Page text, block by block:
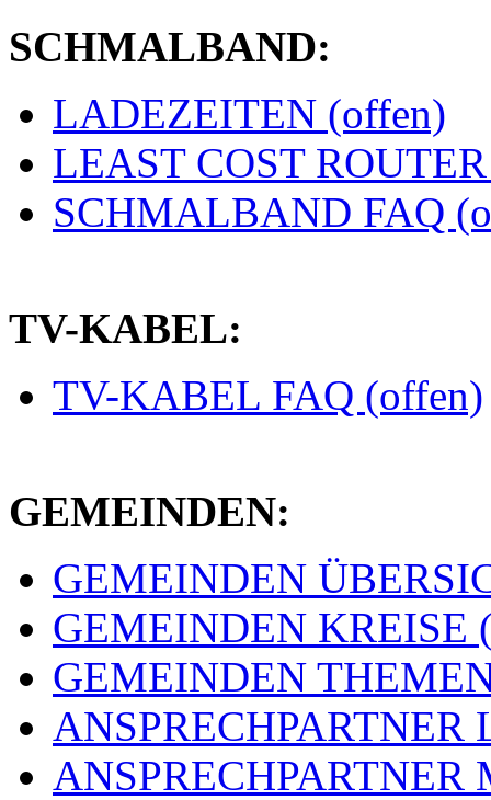
SCHMALBAND:
LADEZEITEN (offen)
LEAST COST
SCHMALBAND FAQ
TV-KABEL:
TV-KABEL FAQ (offen)
GEMEINDEN:
GEMEINDEN
GEMEINDEN KREISE
GEMEINDEN
ANSPRECHPARTNER
ANSPRECHPARTNER